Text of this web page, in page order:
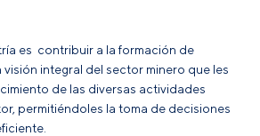
es contribuir a la formación de
integral del sector minero que les
de las diversas actividades
permitiéndoles la toma de decisiones